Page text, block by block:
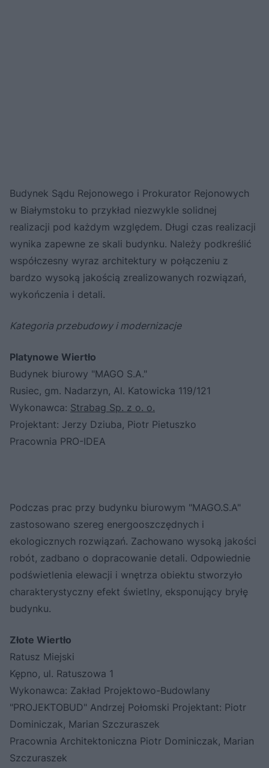
Budynek Sądu Rejonowego i Prokurator Rejonowych
w Białymstoku to przykład niezwykle solidnej
realizacji pod każdym względem. Długi czas realizacji
wynika zapewne ze skali budynku. Należy podkreślić
współczesny wyraz architektury w połączeniu z
bardzo wysoką jakością zrealizowanych rozwiązań,
wykończenia i detali.
Kategoria przebudowy i modernizacje
Platynowe Wiertło
Budynek biurowy "MAGO S.A."
Rusiec, gm. Nadarzyn, Al. Katowicka 119/121
Wykonawca: Strabag Sp. z o. o.
Projektant: Jerzy Dziuba, Piotr Pietuszko
Pracownia PRO-IDEA
Podczas prac przy budynku biurowym "MAGO.S.A"
zastosowano szereg energooszczędnych i
ekologicznych rozwiązań. Zachowano wysoką jakości
robót, zadbano o dopracowanie detali. Odpowiednie
podświetlenia elewacji i wnętrza obiektu stworzyło
charakterystyczny efekt świetlny, eksponujący bryłę
budynku.
Złote Wiertło
Ratusz Miejski
Kępno, ul. Ratuszowa 1
Wykonawca: Zakład Projektowo-Budowlany
"PROJEKTOBUD" Andrzej Połomski Projektant: Piotr
Dominiczak, Marian Szczuraszek
Pracownia Architektoniczna Piotr Dominiczak, Marian
Szczuraszek